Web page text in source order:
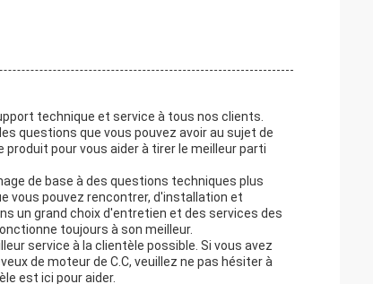
technique et service à tous nos clients.
questions que vous pouvez avoir au sujet de
pour vous aider à tirer le meilleur parti
de base à des questions techniques plus
vous pouvez rencontrer, d'installation et
un grand choix d'entretien et des services des
toujours à son meilleur.
service à la clientèle possible. Si vous avez
de moteur de C.C, veuillez ne pas hésiter à
est ici pour aider.